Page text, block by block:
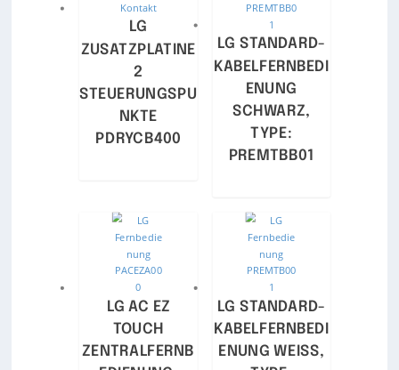
LG
ZUSATZPLATINE
2
STEUERUNGSPU
NKTE
PDRYCB400
LG STANDARD-
KABELFERNBEDI
ENUNG
SCHWARZ,
TYPE:
PREMTBB01
LG AC EZ
TOUCH
ZENTRALFERNB
LG STANDARD-
KABELFERNBEDI
ENUNG WEISS,